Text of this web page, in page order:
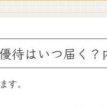
待はいつ届く？
す。